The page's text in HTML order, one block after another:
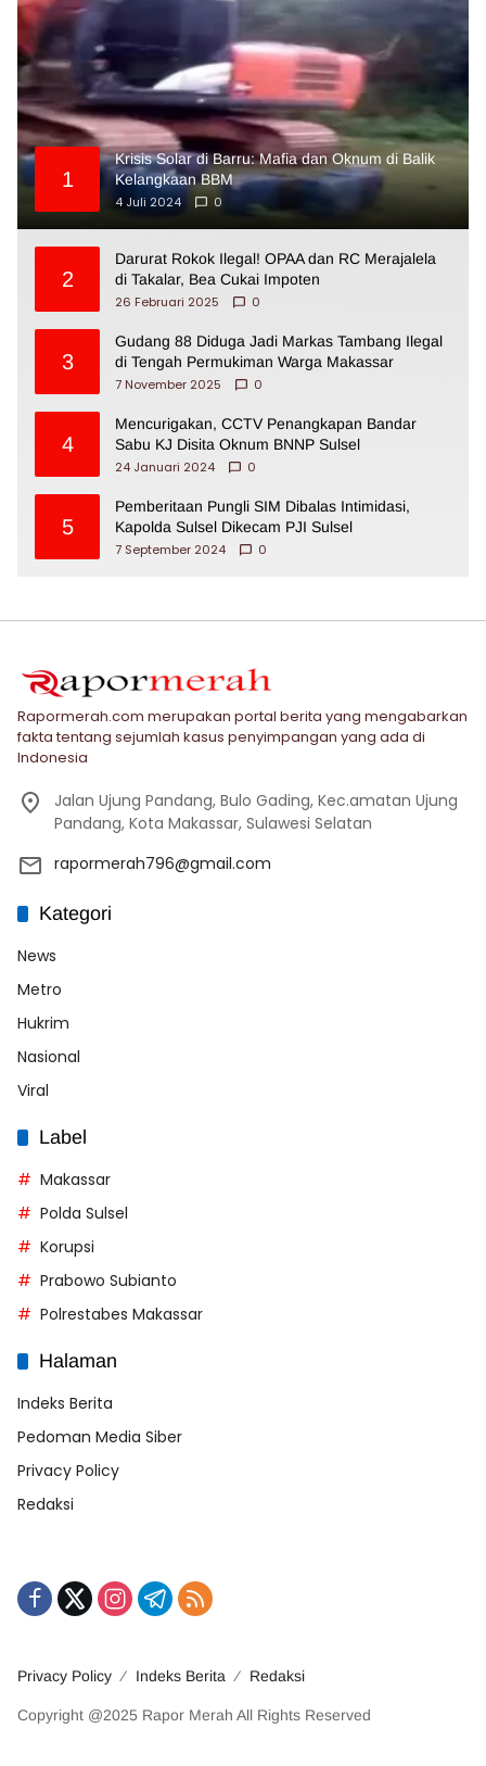
1
Krisis Solar di Barru: Mafia dan Oknum di Balik
Kelangkaan BBM
4 Juli 2024
0
2
Darurat Rokok Ilegal! OPAA dan RC Merajalela
di Takalar, Bea Cukai Impoten
26 Februari 2025
0
3
Gudang 88 Diduga Jadi Markas Tambang Ilegal
di Tengah Permukiman Warga Makassar
7 November 2025
0
4
Mencurigakan, CCTV Penangkapan Bandar
Sabu KJ Disita Oknum BNNP Sulsel
24 Januari 2024
0
5
Pemberitaan Pungli SIM Dibalas Intimidasi,
Kapolda Sulsel Dikecam PJI Sulsel
7 September 2024
0
Rapormerah.com merupakan portal berita yang mengabarkan
fakta tentang sejumlah kasus penyimpangan yang ada di
Indonesia
Jalan Ujung Pandang, Bulo Gading, Kec.amatan Ujung
Pandang, Kota Makassar, Sulawesi Selatan
rapormerah796@gmail.com
Kategori
News
Metro
Hukrim
Nasional
Viral
Label
Makassar
Polda Sulsel
Korupsi
Prabowo Subianto
Polrestabes Makassar
Halaman
Indeks Berita
Pedoman Media Siber
Privacy Policy
Redaksi
Privacy Policy Indeks Berita Redaksi
Copyright @2025 Rapor Merah All Rights Reserved